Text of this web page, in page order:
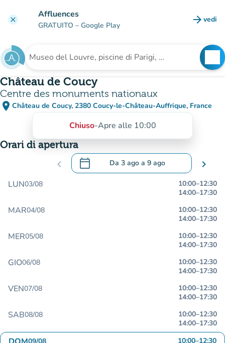
clear Affluences
GRATUITO – Google Play arrow_forward vedi
Cerca una struttura
Château de Coucy
Centre des monuments nationaux
place Château de Coucy, 2380 Coucy-le-Château-Auffrique, France
(apri in Google Maps)
(nuova scheda)
Chiuso-Apre alle 10:00
Orari di apertura
chevron_left calendar_today Da 3 ago a 9 ago
.Aprire il calendario per modificare le
chevron_right
LUN03/08 10:00–12:30
14:00–17:30
MAR04/08 10:00–12:30
14:00–17:30
MER05/08 10:00–12:30
14:00–17:30
GIO06/08 10:00–12:30
14:00–17:30
VEN07/08 10:00–12:30
14:00–17:30
SAB08/08 10:00–12:30
14:00–17:30
10:00–12:30